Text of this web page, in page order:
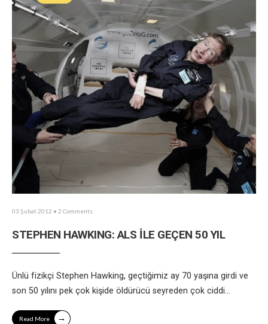
03 Şubat 2012 • 2 Comments
STEPHEN HAWKING: ALS İLE GEÇEN 50 YIL
Ünlü fizikçi Stephen Hawking, geçtiğimiz ay 70 yaşına girdi ve
son 50 yılını pek çok kişide öldürücü seyreden çok ciddi...
Read More →